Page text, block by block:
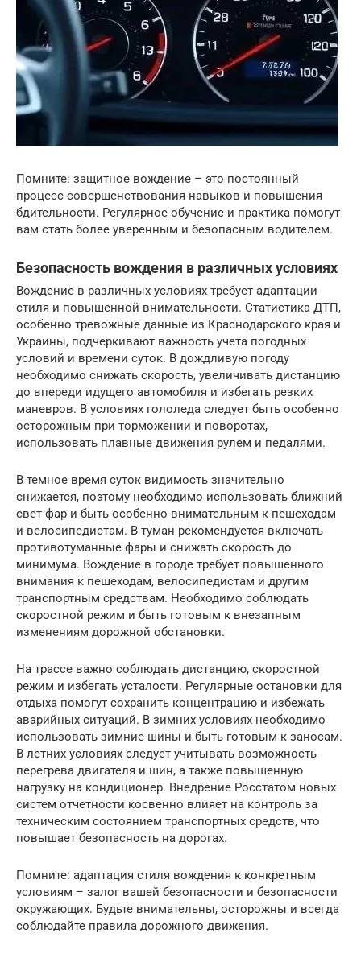
Помните: защитное вождение – это постоянный
процесс совершенствования навыков и повышения
бдительности. Регулярное обучение и практика помогут
вам стать более уверенным и безопасным водителем.
Безопасность вождения в различных условиях
Вождение в различных условиях требует адаптации
стиля и повышенной внимательности. Статистика ДТП,
особенно тревожные данные из Краснодарского края и
Украины, подчеркивают важность учета погодных
условий и времени суток. В дождливую погоду
необходимо снижать скорость, увеличивать дистанцию
до впереди идущего автомобиля и избегать резких
маневров. В условиях гололеда следует быть особенно
осторожным при торможении и поворотах,
использовать плавные движения рулем и педалями.
В темное время суток видимость значительно
снижается, поэтому необходимо использовать ближний
свет фар и быть особенно внимательным к пешеходам
и велосипедистам. В туман рекомендуется включать
противотуманные фары и снижать скорость до
минимума. Вождение в городе требует повышенного
внимания к пешеходам, велосипедистам и другим
транспортным средствам. Необходимо соблюдать
скоростной режим и быть готовым к внезапным
изменениям дорожной обстановки.
На трассе важно соблюдать дистанцию, скоростной
режим и избегать усталости. Регулярные остановки для
отдыха помогут сохранить концентрацию и избежать
аварийных ситуаций. В зимних условиях необходимо
использовать зимние шины и быть готовым к заносам.
В летних условиях следует учитывать возможность
перегрева двигателя и шин, а также повышенную
нагрузку на кондиционер. Внедрение Росстатом новых
систем отчетности косвенно влияет на контроль за
техническим состоянием транспортных средств, что
повышает безопасность на дорогах.
Помните: адаптация стиля вождения к конкретным
условиям – залог вашей безопасности и безопасности
окружающих. Будьте внимательны, осторожны и всегда
соблюдайте правила дорожного движения.